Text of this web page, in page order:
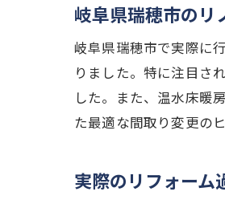
岐阜県瑞穂市のリ
岐阜県瑞穂市で実際に
りました。特に注目さ
した。また、温水床暖
た最適な間取り変更の
実際のリフォーム